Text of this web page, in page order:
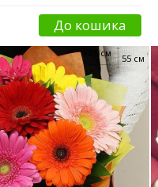
До кошика
55 см
25 см